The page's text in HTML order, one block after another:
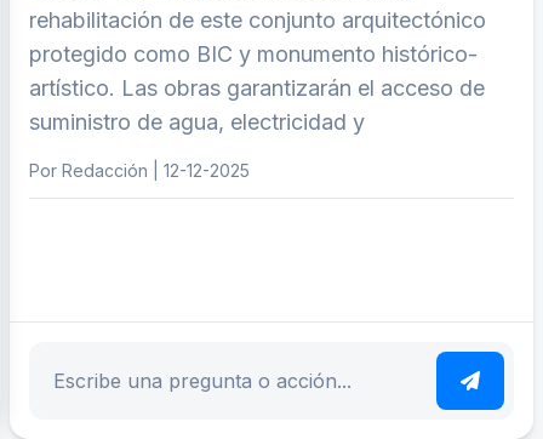
rehabilitación de este conjunto arquitectónico
protegido como BIC y monumento histórico-
artístico. Las obras garantizarán el acceso de
suministro de agua, electricidad y
Por Redacción | 12-12-2025
Escribe tu pregunta